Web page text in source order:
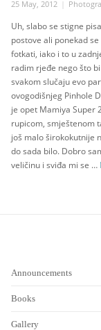
Posted
25 May, 2012
Uh, slabo se stigne
postove ali ponekad
fotkati, iako i to u
radim rjeđe nego što
svakom slučaju evo
ovogodišnjeg Pinhole
je opet Mamiya Super
rupicom, smještenom
još malo širokokutnije
do sada bilo. Dobro
veličinu i sviđa mi se …
Announcements
Books
Gallery